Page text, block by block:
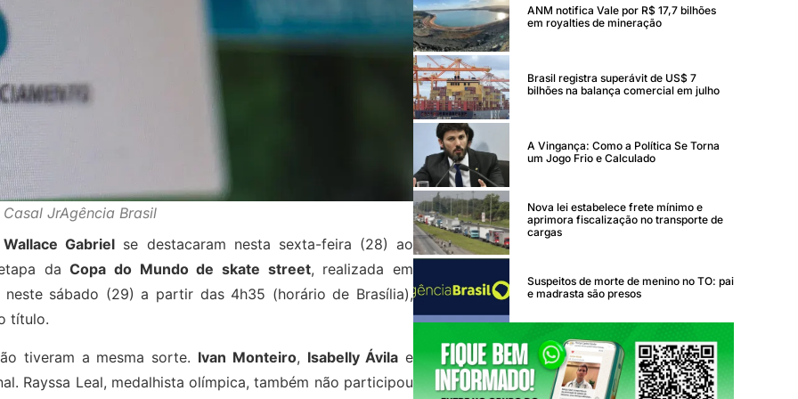
JrAgência Brasil
Wallace Gabriel se destacaram nesta sexta-feira (28) ao
daCopa do Mundo de skate street, realizada em
sábado (29) a partir das 4h35 (horário de Brasília),
título.
tiveram a mesma sorte. Ivan Monteiro, Isabelly Ávila e
Rayssa Leal, medalhista olímpica, também não participou
ANM notifica Vale por R$ 17,7 bilhões
em royalties de mineração
Brasil registra superávit de US$ 7
bilhões na balança comercial em julho
A Vingança: Como a Política Se Torna
um Jogo Frio e Calculado
Nova lei estabelece frete mínimo e
aprimora fiscalização no transporte de
cargas
Suspeitos de morte de menino no TO: pai
e madrasta são presos